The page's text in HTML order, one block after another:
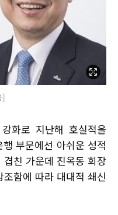
]
화로 지난해 호실적을
부문에선 아쉬운 성적
친 가운데 진옥동 회장
함에 따라 대대적 쇄신